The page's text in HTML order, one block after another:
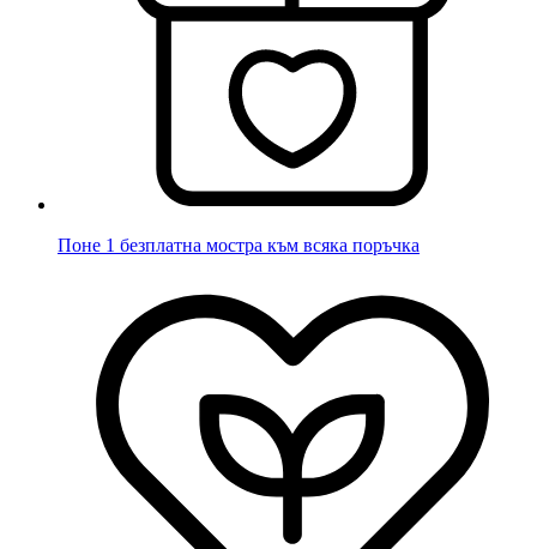
Поне 1 безплатна мостра към всяка поръчка